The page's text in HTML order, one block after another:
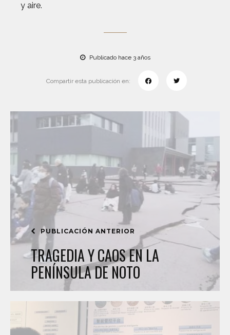
y aire.
Publicado hace 3 años
Compartir esta publicación en:
PUBLICACIÓN ANTERIOR
TRAGEDIA Y CAOS EN LA
PENÍNSULA DE NOTO